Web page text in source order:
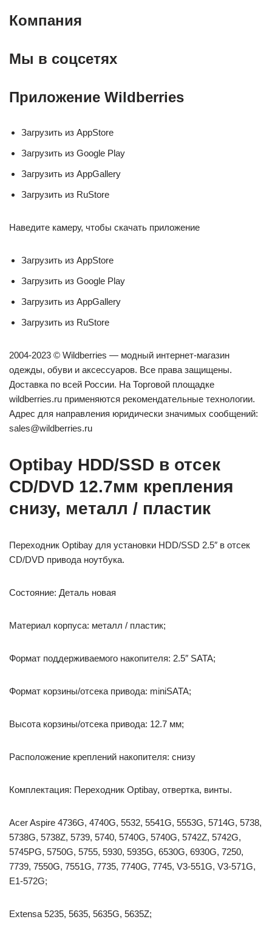
Компания
Мы в соцсетях
Приложение Wildberries
Загрузить из AppStore
Загрузить из Google Play
Загрузить из AppGallery
Загрузить из RuStore
Наведите камеру, чтобы скачать приложение
Загрузить из AppStore
Загрузить из Google Play
Загрузить из AppGallery
Загрузить из RuStore
2004-2023 © Wildberries — модный интернет-магазин
одежды, обуви и аксессуаров. Все права защищены.
Доставка по всей России. На Торговой площадке
wildberries.ru применяются рекомендательные технологии.
Адрес для направления юридически значимых сообщений:
sales@wildberries.ru
Optibay HDD/SSD в отсек
CD/DVD 12.7мм крепления
снизу, металл / пластик
Переходник Optibay для установки HDD/SSD 2.5″ в отсек
CD/DVD привода ноутбука.
Состояние: Деталь новая
Материал корпуса: металл / пластик;
Формат поддерживаемого накопителя: 2.5″ SATA;
Формат корзины/отсека привода: miniSATA;
Высота корзины/отсека привода: 12.7 мм;
Расположение креплений накопителя: снизу
Комплектация: Переходник Optibay, отвертка, винты.
Acer Aspire 4736G, 4740G, 5532, 5541G, 5553G, 5714G, 5738,
5738G, 5738Z, 5739, 5740, 5740G, 5740G, 5742Z, 5742G,
5745PG, 5750G, 5755, 5930, 5935G, 6530G, 6930G, 7250,
7739, 7550G, 7551G, 7735, 7740G, 7745, V3-551G, V3-571G,
E1-572G;
Extensa 5235, 5635, 5635G, 5635Z;